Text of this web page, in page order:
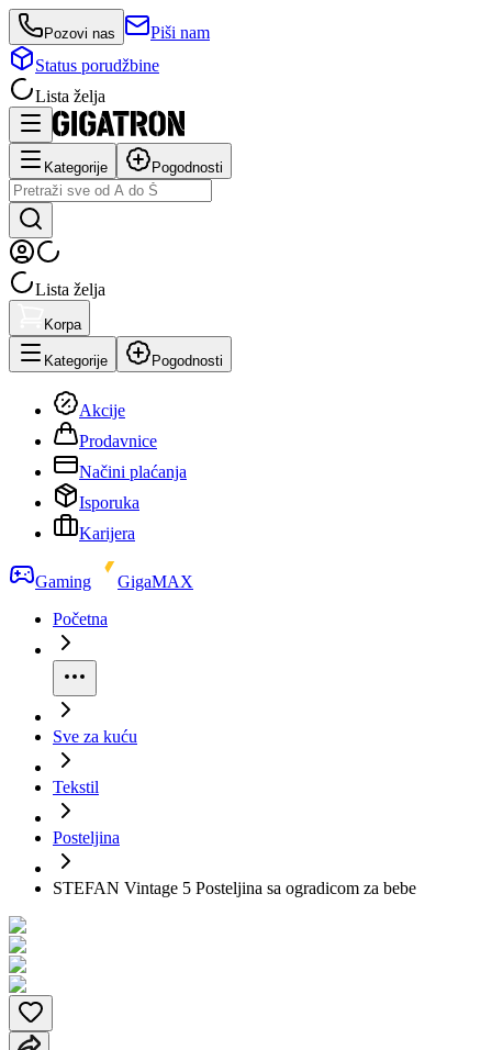
Pozovi nas
Piši nam
Status porudžbine
Lista želja
Kategorije Pogodnosti
Lista želja
Korpa
Kategorije Pogodnosti
Akcije
Prodavnice
Načini plaćanja
Isporuka
Karijera
Gaming
GigaMAX
Početna
Sve za kuću
Tekstil
Posteljina
STEFAN Vintage 5 Posteljina sa ogradicom za bebe